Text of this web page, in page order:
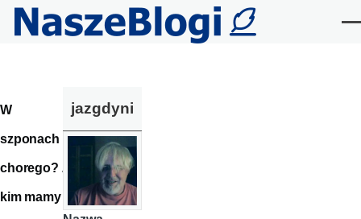
Przejdź do treści
W
szponach
chorego? Z
kim mamy
jazgdyni